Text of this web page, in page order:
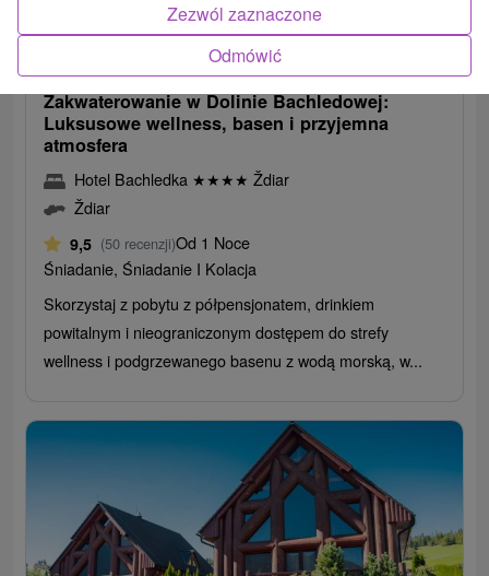
od303,98zł
Zakwaterowanie w Dolinie Bachledowej:
Luksusowe wellness, basen i przyjemna
atmosfera
Hotel Bachledka ★★★★ Ždiar
Ždiar
9,5 (50 recenzji)Od 1 Noce
Śniadanie, Śniadanie I Kolacja
Skorzystaj z pobytu z półpensjonatem, drinkiem
powitalnym i nieograniczonym dostępem do strefy
wellness i podgrzewanego basenu z wodą morską, w...
Odmówić
Zezwól zaznaczone